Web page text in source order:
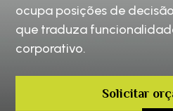
ocupa posições de
que traduza
corporativo.
Solicitar